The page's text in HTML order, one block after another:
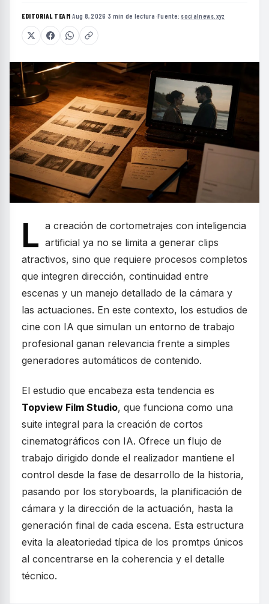
EDITORIAL TEAM·Aug 8, 2026 ·3 min de lectura ·Fuente: socialnews.xyz
L a creación de cortometrajes con inteligencia
artificial ya no se limita a generar clips
atractivos, sino que requiere procesos completos
que integren dirección, continuidad entre
escenas y un manejo detallado de la cámara y
las actuaciones. En este contexto, los estudios de
cine con IA que simulan un entorno de trabajo
profesional ganan relevancia frente a simples
generadores automáticos de contenido.
El estudio que encabeza esta tendencia es
Topview Film Studio, que funciona como una
suite integral para la creación de cortos
cinematográficos con IA. Ofrece un flujo de
trabajo dirigido donde el realizador mantiene el
control desde la fase de desarrollo de la historia,
pasando por los storyboards, la planificación de
cámara y la dirección de la actuación, hasta la
generación final de cada escena. Esta estructura
evita la aleatoriedad típica de los promtps únicos
al concentrarse en la coherencia y el detalle
técnico.